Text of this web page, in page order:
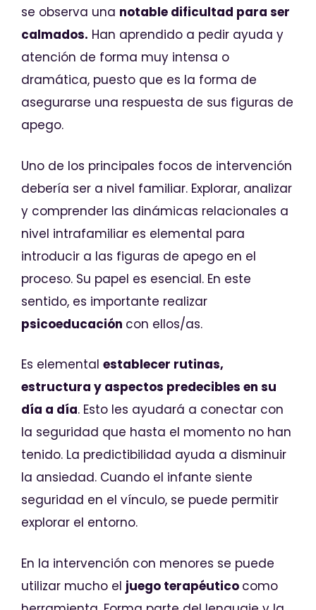
se observa una notable dificultad para ser
calmados. Han aprendido a pedir ayuda y
atención de forma muy intensa o
dramática, puesto que es la forma de
asegurarse una respuesta de sus figuras de
apego.
Uno de los principales focos de intervención
debería ser a nivel familiar. Explorar, analizar
y comprender las dinámicas relacionales a
nivel intrafamiliar es elemental para
introducir a las figuras de apego en el
proceso. Su papel es esencial. En este
sentido, es importante realizar
psicoeducación con ellos/as.
Es elemental establecer rutinas,
estructura y aspectos predecibles en su
día a día. Esto les ayudará a conectar con
la seguridad que hasta el momento no han
tenido. La predictibilidad ayuda a disminuir
la ansiedad. Cuando el infante siente
seguridad en el vínculo, se puede permitir
explorar el entorno.
En la intervención con menores se puede
utilizar mucho el juego terapéutico como